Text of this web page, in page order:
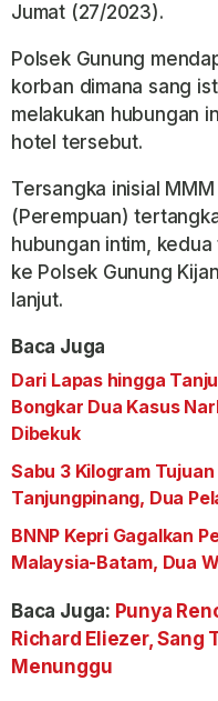
Jumat (27/2023).
Polsek Gunung
korban dimana sang
melakukan hubungan
hotel tersebut.
Tersangka inisial
(Perempuan)
hubungan intim,
ke Polsek Gunung
lanjut.
Baca Juga
Dari Lapas hingga
Bongkar Dua Kasus
Dibekuk
Sabu 3 Kilogram
Tanjungpinang, Dua
BNNP Kepri Gagalkan
Malaysia-Batam, Dua
Baca Juga: Punya
Richard Eliezer, Sang
Menunggu